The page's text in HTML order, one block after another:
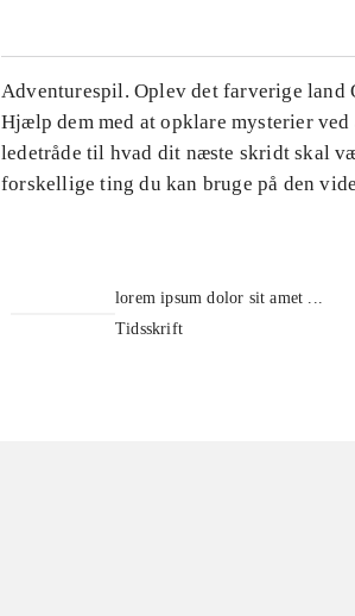
Adventurespil. Oplev det farverige land
Hjælp dem med at opklare mysterier
ledetråde til hvad dit næste skridt skal
forskellige ting du kan bruge på den
lorem ipsum dolor sit amet ...
Tidsskrift